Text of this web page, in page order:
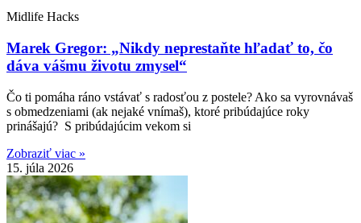
Midlife Hacks
Marek Gregor: „Nikdy neprestaňte hľadať to, čo
dáva vášmu životu zmysel“
Čo ti pomáha ráno vstávať s radosťou z postele? Ako sa vyrovnávaš
s obmedzeniami (ak nejaké vnímaš), ktoré pribúdajúce roky
prinášajú? S pribúdajúcim vekom si
Zobraziť viac »
15. júla 2026